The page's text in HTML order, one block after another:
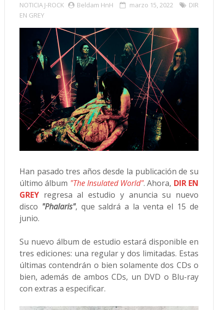
NOTICIA J-ROCK Beldam HnH marzo 15, 2022
DIR
EN GREY
Han pasado tres años desde la publicación de su
último álbum "The Insulated World". Ahora, DIR EN
GREYregresa al estudio y anuncia su nuevo
disco "Phalaris", que saldrá a la venta el 15 de
junio.
Su nuevo álbum de estudio estará disponible en
tres ediciones: una regular y dos limitadas. Estas
últimas contendrán o bien solamente dos CDs o
bien, además de ambos CDs, un DVD o Blu-ray
con extras a especificar.